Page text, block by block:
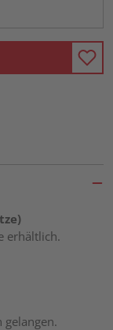
erhältlich.
gelangen.